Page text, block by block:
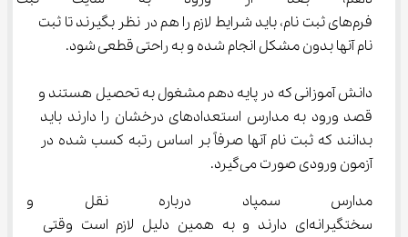
فرم‌های ثبت نام، باید شرایط لازم را هم در نظر بگیرند تا ثبت
نام آنها بدون مشکل انجام شده و به راحتی قطعی شود.
دانش آموزانی که در پایه دهم مشغول به تحصیل هستند و
قصد ورود به مدارس استعدادهای درخشان را دارند باید
بدانند که ثبت نام آنها صرفاً بر اساس رتبه کسب شده در
آزمون ورودی صورت می‌گیرد.
مدارس سمپاد درباره نقل و
سختگیرانه‌ای دارند و به همین دلیل لازم است وقتی